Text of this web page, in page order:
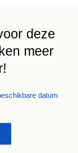
deze
meer
datum